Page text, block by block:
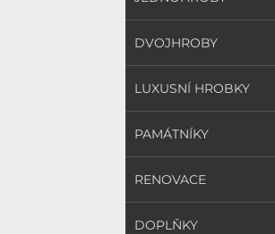
DVOJHROBY
LUXUSNÍ HROBKY
PAMÁTNÍKY
RENOVACE
DOPLŇKY